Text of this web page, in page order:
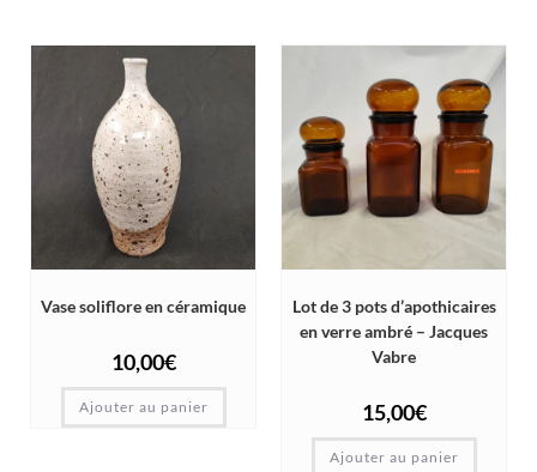
Vase soliflore en céramique
10,00€
Ajouter au panier
Lot de 3 pots d’apothicaires
en verre ambré – Jacques
Vabre
15,00€
Ajouter au panier